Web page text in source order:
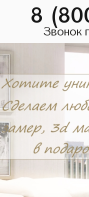
8
Звонок